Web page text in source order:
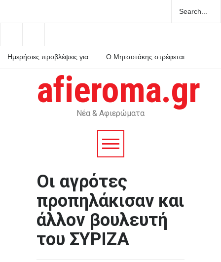
Ημερήσιες προβλέψεις για
Ο Μητσοτάκης στρέφεται
Χανιά: ΕΔΕ για τους
αστυνομικούς που έχασαν
την 75χρονη από το τμήμα
– Βρέθηκε νεκρή μετά από
afieroma.gr
Νέα & Αφιερώματα
Οι αγρότες
προπηλάκισαν και
άλλον βουλευτή
του ΣΥΡΙΖΑ